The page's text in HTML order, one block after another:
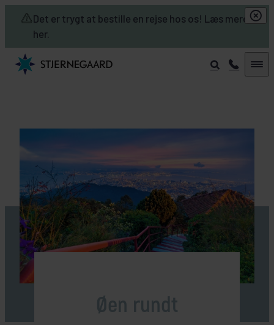
Det er trygt at bestille en rejse hos os! Læs mere
her.
Skip to main content
Øen rundt